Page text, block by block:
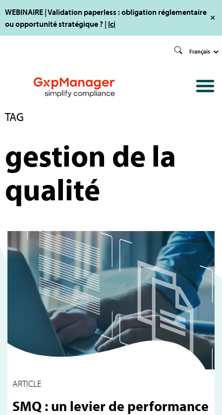
WEBINAIRE | Validation paperless : obligation réglementaire
ou opportunité stratégique ? | Ici
Français
TAG
gestion de la
qualité
ARTICLE
SMQ : un levier de performance